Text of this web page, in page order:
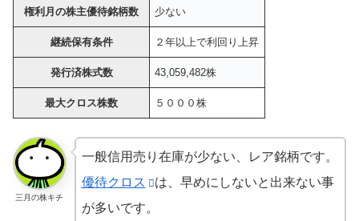
権利月の株主優待銘柄数 少ない
継続保有条件 ２年以上で利回り上昇
発行済株式数 43,059,482株
最大クロス株数 ５０００株
三月の株キチ
一般信用売り在庫が少ない、レア銘柄です。
優待クロス
は、早めにしないと出来ない事
が多いです。